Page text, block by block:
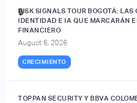
RISK SIGNALS TOUR BOGOTÁ: LAS
IDENTIDAD E IA QUE MARCARÁN
FINANCIERO
August 6, 2026
CRECIMIENTO
🔒
TOPPAN SECURITY Y BBVA